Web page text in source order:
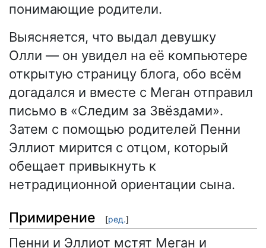
понимающие родители.
Выясняется, что выдал девушку
Олли — он увидел на её компьютере
открытую страницу блога, обо всём
догадался и вместе с Меган отправил
письмо в «Следим за Звёздами».
Затем с помощью родителей Пенни
Эллиот мирится с отцом, который
обещает привыкнуть к
нетрадиционной ориентации сына.
Примирение [ред.]
Пенни и Эллиот мстят Меган и